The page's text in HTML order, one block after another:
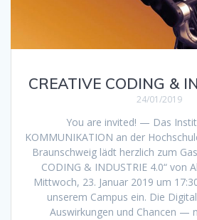
CREATIVE CODING &
24/01/2019
You are invited! — Das
KOMMUNIKATION an der
Braunschweig lädt herzlich zum
CODING & INDUSTRIE 4.0“ von
Mittwoch, 23. Januar 2019 um
unserem Campus ein. Die
Auswirkungen und Chancen —